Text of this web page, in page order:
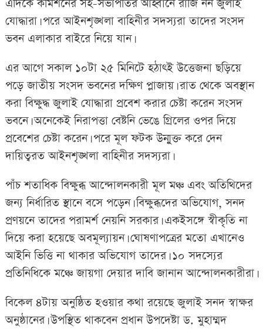
এদিকে কমিশনের সহ-সভাপতির আহ্বানে রাজি নন জুলাই
যোদ্ধারা। পরে আইনশৃঙ্খলা বাহিনীর সদস্যরা তাদের সংসদ
ভবন এলাকার বাইরে নিয়ে যান।
এর আগে সকাল ১০টা ২৫ মিনিটে হঠাৎই উত্তেজনা ছড়িয়ে
পড়ে জাতীয় সংসদ ভবনের দক্ষিণ প্লাজায়। রাত থেকে অবস্থান
করা বিক্ষুদ্ধ জুলাই যোদ্ধারা প্রবেশ করার চেষ্টা করেন সংসদ
ভবনে। অনেকেই নিরাপত্তা বেষ্টনি ভেঙে গ্রিলের ওপর দিয়ে
প্রবেশের চেষ্টা করেন। পরে মূল ফটক উন্মুক্ত করে দেন
দায়িত্বরত আইনশৃঙ্খলা বাহিনীর সদস্যরা।
পাঁচ শতাধিক বিক্ষুব্ধ আন্দোলনকারী মূল মঞ্চ এবং অতিথিদের
জন্য নির্ধারিত স্থানে বসে পড়েন। বিক্ষুব্ধদের অভিযোগ, সনদ
প্রণয়নে তাদের পরামর্শ নেয়নি সরকার। একইসঙ্গে স্বীকৃতি না
দিয়ে করা হয়েছে অবমূল্যায়ন। ঘোষণাপত্রের মতো এখানেও
আইনি ভিত্তি না থাকার অভিযোগ তাদের। ১০ সদস্যের
প্রতিনিধিকে মঞ্চে জায়গা দেয়ার দাবি জানান আন্দোলনকারীরা।
বিকেল ৪টায় অনুষ্ঠিত হওয়ার কথা রয়েছে জুলাই সনদ স্বাক্ষর
অনুষ্ঠানের। উপস্থিত থাকবেন প্রধান উপদেষ্টা ড. মুহাম্মদ